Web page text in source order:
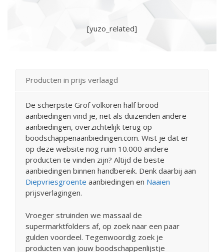
[yuzo_related]
Producten in prijs verlaagd
De scherpste Grof volkoren half brood
aanbiedingen vind je, net als duizenden andere
aanbiedingen, overzichtelijk terug op
boodschappenaanbiedingen.com. Wist je dat er
op deze website nog ruim 10.000 andere
producten te vinden zijn? Altijd de beste
aanbiedingen binnen handbereik. Denk daarbij aan
Diepvriesgroente aanbiedingen en Naaien
prijsverlagingen.
Vroeger struinden we massaal de
supermarktfolders af, op zoek naar een paar
gulden voordeel. Tegenwoordig zoek je
producten van jouw boodschappenlijstje